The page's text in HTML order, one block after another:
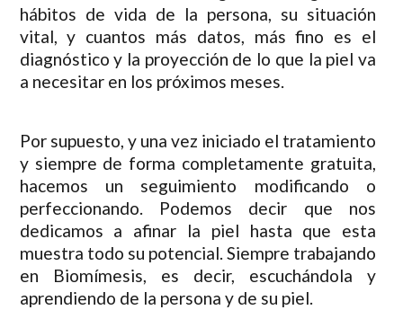
hábitos de vida de la persona, su situación
vital, y cuantos más datos, más fino es el
diagnóstico y la proyección de lo que la piel va
a necesitar en los próximos meses.
Por supuesto, y una vez iniciado el tratamiento
y siempre de forma completamente gratuita,
hacemos un seguimiento modificando o
perfeccionando. Podemos decir que nos
dedicamos a afinar la piel hasta que esta
muestra todo su potencial. Siempre trabajando
en Biomímesis, es decir, escuchándola y
aprendiendo de la persona y de su piel.